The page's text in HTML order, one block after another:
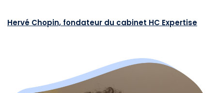
Hervé Chopin, fondateur du cabinet HC Expertise